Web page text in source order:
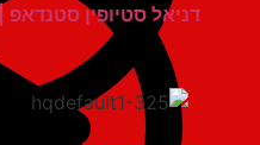
דניאל סטיופין סטנדאפ | גן